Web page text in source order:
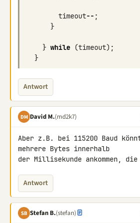
timeout-- ;
}
} while (timeout);
}
Antwort
DM David M.(md2k7)
Aber z.B. bei 115200 Baud
mehrere Bytes innerhalb
der Millisekunde ankommen,
Antwort
SB Stefan B.(stefan)